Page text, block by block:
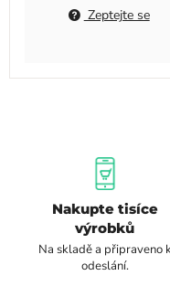
Zeptejte se
Nakupte tisíce
výrobků
Na skladě a připraveno
odeslání.